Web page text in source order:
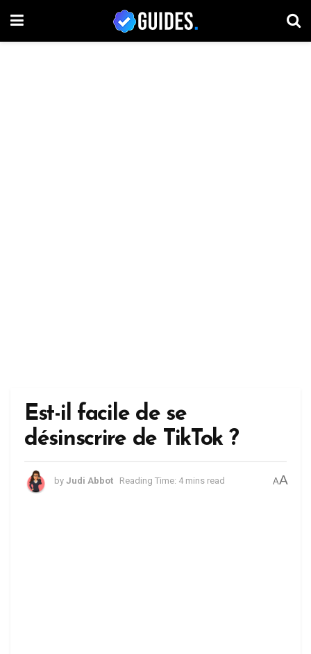
Est-il facile de se
désinscrire de TikTok ?
by Judi Abbot Reading Time: 4 mins read AA